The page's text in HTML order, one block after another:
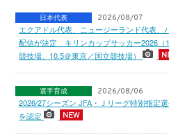
日本代表 2026/08/07
エクアドル代表、ニュージーランド代表、
配信が決定 キリンカップサッカー2026（
競技場、10.5＠東京／国立競技場）
選手育成 2026/08/06
2026/27シーズン JFA・Ｊリーグ特別指定
を認定